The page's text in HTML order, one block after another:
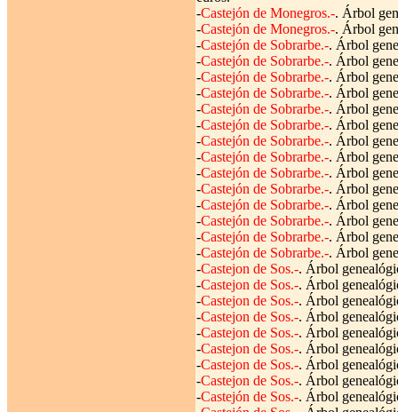
-Castejón de Monegros.-. Árbol
-Castejón de Monegros.-. Árbol
-Castejón de Sobrarbe.-. Árbol
-Castejón de Sobrarbe.-. Árbol
-Castejón de Sobrarbe.-. Árbol
-Castejón de Sobrarbe.-. Árbol
-Castejón de Sobrarbe.-. Árbol
-Castejón de Sobrarbe.-. Árbol
-Castejón de Sobrarbe.-. Árbol
-Castejón de Sobrarbe.-. Árbol
-Castejón de Sobrarbe.-. Árbol
-Castejón de Sobrarbe.-. Árbol
-Castejón de Sobrarbe.-. Árbol
-Castejón de Sobrarbe.-. Árbol
-Castejón de Sobrarbe.-. Árbol
-Castejón de Sobrarbe.-. Árbol
-Castejon de Sos.-. Árbol
-Castejon de Sos.-. Árbol
-Castejon de Sos.-. Árbol
-Castejon de Sos.-. Árbol
-Castejon de Sos.-. Árbol
-Castejon de Sos.-. Árbol
-Castejon de Sos.-. Árbol
-Castejon de Sos.-. Árbol
-Castejón de Sos.-. Árbol